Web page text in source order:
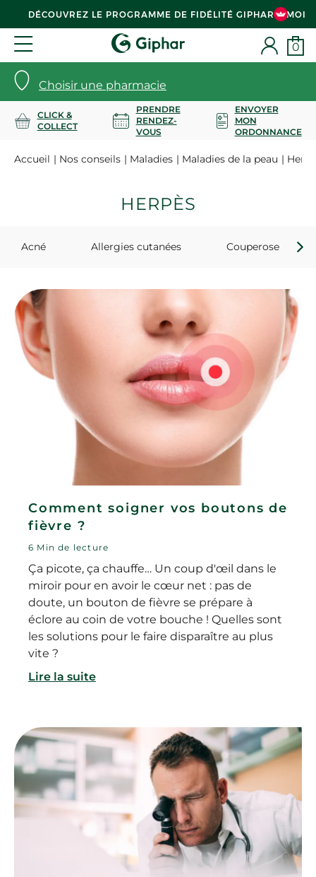
DÉCOUVREZ LE PROGRAMME DE FIDÉLITÉ GIPHAR & MOI
Choisir une pharmacie
0
CLICK &
COLLECT
PRENDRE
RENDEZ-
VOUS
ENVOYER
MON
ORDONNANCE
Accueil Nos conseils Maladies Maladies de la peau
HERPÈS
Acné Allergies cutanées Couperose
Comment soigner vos boutons de
fièvre ?
6 Min de lecture
Ça picote, ça chauffe… Un coup d'œil dans le
miroir pour en avoir le cœur net : pas de
doute, un bouton de fièvre se prépare à
éclore au coin de votre bouche ! Quelles sont
les solutions pour le faire disparaître au plus
vite ?
Lire la suite